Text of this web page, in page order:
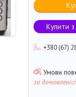
Купити з
+380 (67)
за